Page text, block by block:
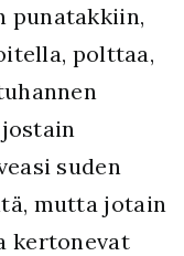
punatakkiin,
polttaa,
suden
mutta jotain
kertonevat